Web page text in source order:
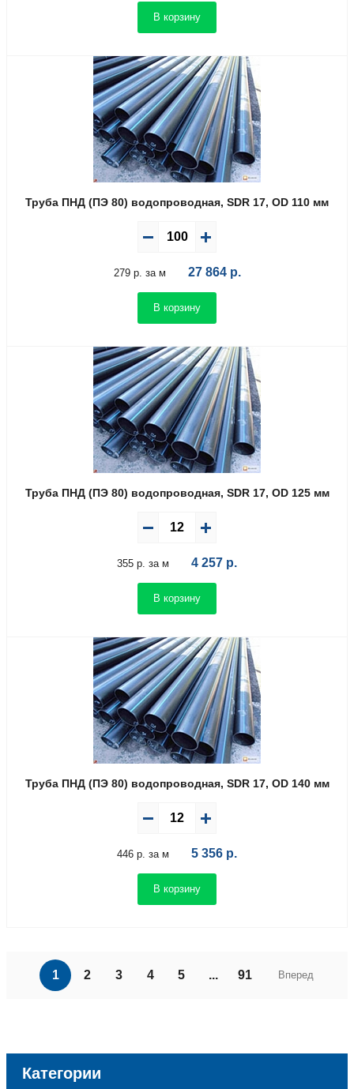
В корзину
Труба ПНД (ПЭ 80) водопроводная, SDR 17, OD 110 мм
279 р. за м 27 864р.
В корзину
Труба ПНД (ПЭ 80) водопроводная, SDR 17, OD 125 мм
355 р. за м 4 257 р.
В корзину
Труба ПНД (ПЭ 80) водопроводная, SDR 17, OD 140 мм
446 р. за м 5 356 р.
В корзину
1 2 3 4 5 ... 91 Вперед
Категории